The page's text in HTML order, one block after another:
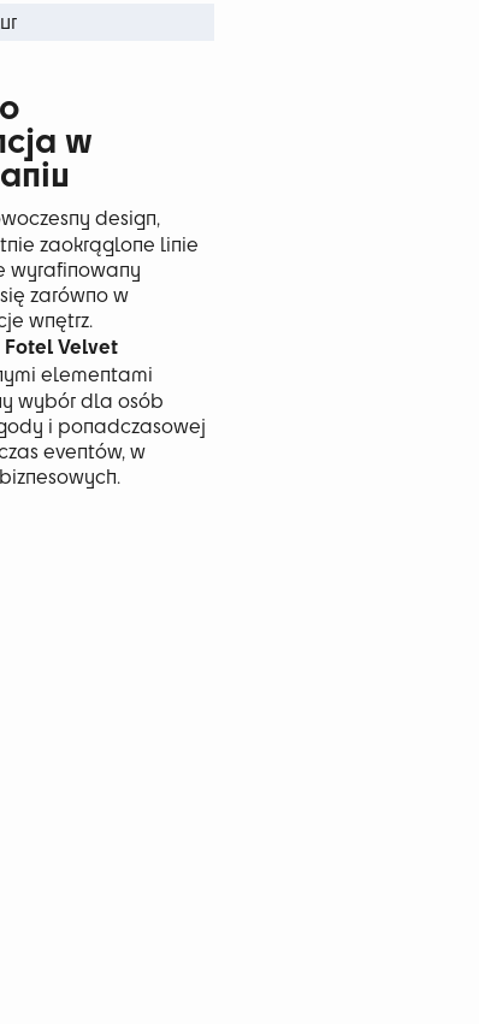
w
design,
zaokrąglone linie
wyrafinowany
zarówno w
wnętrz.
FotelVelvet
elementami
wybór dla osób
i ponadczasowej
eventów, w